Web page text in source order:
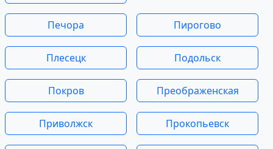
Печора Пирогово
Плесецк Подольск
Покров Преображенская
Приволжск Прокопьевск